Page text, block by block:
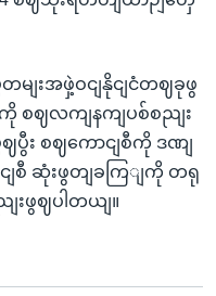
ျးအဖှဲ့ဝငျနိုငျငံတဈခုဖွ
ကို စဈလကျနကျပစ်စညျး
ပွီး စဈကောငျစီကို ဒဏျ
စီ ဆုံးဖွတျခကြျကို တရု
ဖွဈပါတယျ။